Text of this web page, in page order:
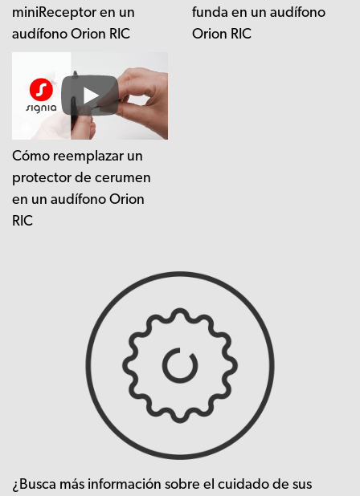
miniReceptor en un
audífono Orion RIC
funda en un audífono
Orion RIC
Cómo reemplazar un
protector de cerumen
en un audífono Orion
RIC
¿Busca más información sobre el cuidado de sus